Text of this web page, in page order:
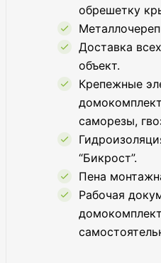
обрешетку
Доставка
объект.
Крепежные
саморезы,
“Бикрост”.
Пена
Рабочая